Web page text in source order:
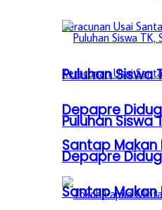
Puluhan Siswa
Depapre
Santap Makan
Puluhan Siswa
Depapre
Santap Makan